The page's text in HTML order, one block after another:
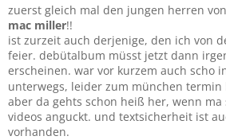
zuerst gleich mal den jungen herren
mac miller!!
ist zurzeit auch derjenige, den ich von
feier. debütalbum müsst jetzt dann
erscheinen. war vor kurzem auch scho
unterwegs, leider zum münchen termin
aber da gehts schon heiß her, wenn
videos anguckt. und textsicherheit ist
vorhanden.